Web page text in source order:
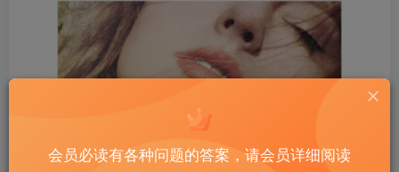
会员必读有各种问题的答案，请会员详细阅读